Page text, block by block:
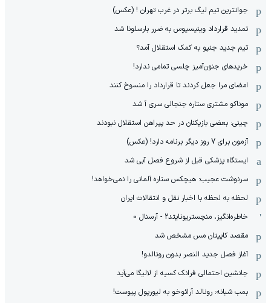
جوانترین تیم لیگ برتر در غرب تهران ! (عکس)
تمدید قرارداد وینیسیوس به ضرر بارسلونا شد
تیم جدید جنپو به کمک استقلال آمد؟
خریدهای جنون‌آمیز چلسی تمامی ندارد!
امضای مرا جعل کردند تا قرارداد را منسوخ کنند
موناکو مشتری ستاره جنجالی سری آ شد
چینی: بعضی بازیکنان در حد پیراهن استقلال نبودند
آزمون برای 7 روز دیگر برنامه دارد! (عکس)
ایستگاه پزشکی قبل از شروع فصل آبی شد
سرنوشت عجیب: هیچکس ستاره آلمانی را نمی‌خواهد!
لحظه به لحظه با اخبار نقل و انتقالات ایران
خاطره‌انگیز، منچستریونایتد2 - آرسنال 0
مقصد کاپیتان مس مشخص شد
آغاز فصل جدید النصر بدون رونالدو!
جانشین احتمالی فرانک کسیه از لالیگا می‌آید
بمب شبانه: رونالد آرائوخو به لیورپول پیوست!